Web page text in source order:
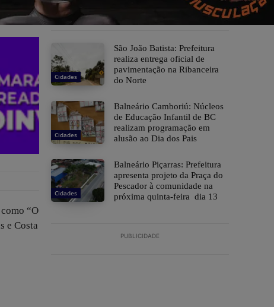
“O
e Costa
Cidades
São João Batista: Prefeitura
realiza entrega oficial de
pavimentação na Ribanceira
do Norte
Cidades
Balneário Camboriú: Núcleos
de Educação Infantil de BC
realizam programação em
alusão ao Dia dos Pais
Cidades
Balneário Piçarras: Prefeitura
apresenta projeto da Praça do
Pescador à comunidade na
próxima quinta-feira dia 13
PUBLICIDADE